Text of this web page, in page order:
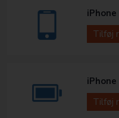
Tilføj
Tilføj